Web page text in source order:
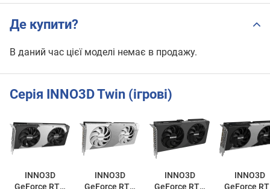
Де купити?
В даний час цієї моделі немає в продажу.
Серія INNO3D Twin (ігрові)
INNO3D
GeForce RTX
INNO3D
GeForce RTX
INNO3D
GeForce RTX
INNO3D
GeForce